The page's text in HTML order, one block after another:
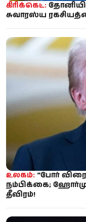
கிரிக்கெட்:
சுவாரஸ்ய
உலகம்: “போர்
நம்பிக்கை;
தீவிரம்!